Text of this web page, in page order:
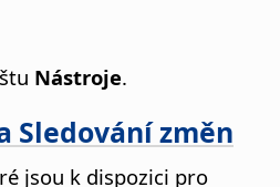
Nástroje.
Sledování změn
jsou k dispozici pro